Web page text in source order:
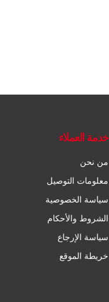
خدمة العملاء
من نحن
معلومات التوصيل
سياسة الخصوصية
الشروط والأحكام
سياسة الإرجاع
خريطة الموقع